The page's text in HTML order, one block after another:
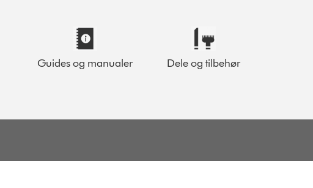
Guides og manualer Dele og tilbehør